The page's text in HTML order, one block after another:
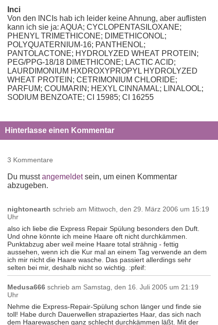
Inci
Von den INCIs hab ich leider keine Ahnung, aber auflisten
kann ich sie ja: AQUA; CYCLOPENTASILOXANE;
PHENYL TRIMETHICONE; DIMETHICONOL;
POLYQUATERNIUM-16; PANTHENOL;
PANTOLACTONE; HYDROLYZED WHEAT PROTEIN;
PEG/PPG-18/18 DIMETHICONE; LACTIC ACID;
LAURDIMONIUM HXDROXYPROPYL HYDROLYZED
WHEAT PROTEIN; CETRIMONIUM CHLORIDE;
PARFUM; COUMARIN; HEXYL CINNAMAL; LINALOOL;
SODIUM BENZOATE; CI 15985; CI 16255
Hinterlasse einen Kommentar
3 Kommentare
Du musstangemeldetsein, um einen Kommentar
abzugeben.
nightonearth schrieb am Mittwoch, den 29. März 2006 um 15:19
Uhr
also ich liebe die Express Repair Spülung besonders den Duft.
Und ohne könnte ich meine Haare oft nicht durchkämmen.
Punktabzug aber weil meine Haare total strähnig - fettig
aussehen, wenn ich die Kur mal an einem Tag verwende an dem
ich mir nicht die Haare wasche. Das passiert allerdings sehr
selten bei mir, deshalb nicht so wichtig. :pfeif:
Medusa666 schrieb am Samstag, den 16. Juli 2005 um 21:19
Uhr
Nehme die Express-Repair-Spülung schon länger und finde sie
toll! Habe durch Dauerwellen strapaziertes Haar, das sich nach
dem Haarewaschen ganz schlecht durchkämmen läßt. Mit der